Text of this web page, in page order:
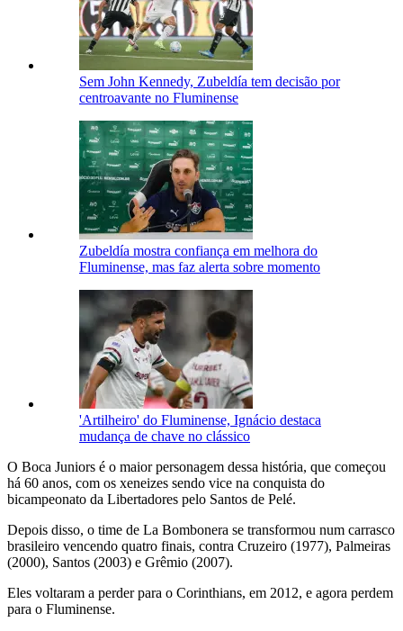
Sem John Kennedy, Zubeldía tem decisão por
centroavante no Fluminense
Zubeldía mostra confiança em melhora do
Fluminense, mas faz alerta sobre momento
'Artilheiro' do Fluminense, Ignácio destaca
mudança de chave no clássico
O Boca Juniors é o maior personagem dessa história, que começou
há 60 anos, com os xeneizes sendo vice na conquista do
bicampeonato da Libertadores pelo Santos de Pelé.
Depois disso, o time de La Bombonera se transformou num carrasco
brasileiro vencendo quatro finais, contra Cruzeiro (1977), Palmeiras
(2000), Santos (2003) e Grêmio (2007).
Eles voltaram a perder para o Corinthians, em 2012, e agora perdem
para o Fluminense.